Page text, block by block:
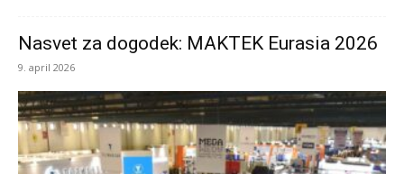
Nasvet za dogodek: MAKTEK Eurasia 2026
9. april 2026